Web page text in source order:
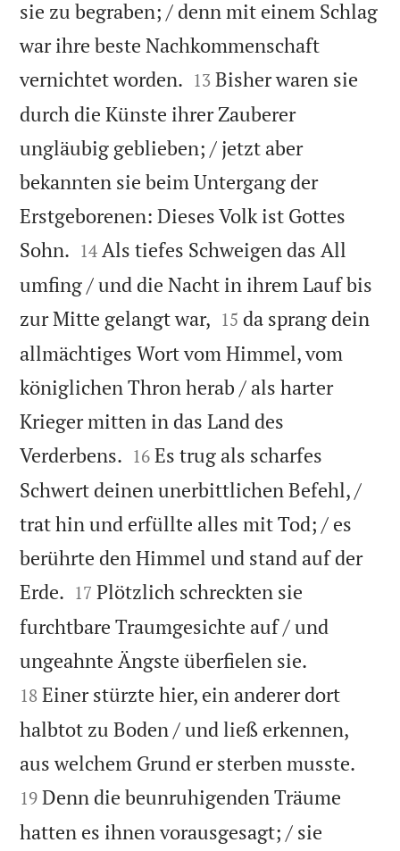
sie zu begraben; / denn mit einem Schlag
war ihre beste Nachkommenschaft
vernichtet worden. 

13 Bisher waren sie
durch die Künste ihrer Zauberer
ungläubig geblieben; / jetzt aber
bekannten sie beim Untergang der
Erstgeborenen: Dieses Volk ist Gottes
Sohn. 

14 Als tiefes Schweigen das All
umfing / und die Nacht in ihrem Lauf bis
zur Mitte gelangt war, 

15 da sprang dein
allmächtiges Wort vom Himmel, vom
königlichen Thron herab / als harter
Krieger mitten in das Land des
Verderbens. 

16 Es trug als scharfes
Schwert deinen unerbittlichen Befehl, /
trat hin und erfüllte alles mit Tod; / es
berührte den Himmel und stand auf der
Erde. 

17 Plötzlich schreckten sie
furchtbare Traumgesichte auf / und
ungeahnte Ängste überfielen sie.
18 Einer stürzte hier, ein anderer dort
halbtot zu Boden / und ließ erkennen,
aus welchem Grund er sterben musste.
19 Denn die beunruhigenden Träume
hatten es ihnen vorausgesagt; / sie